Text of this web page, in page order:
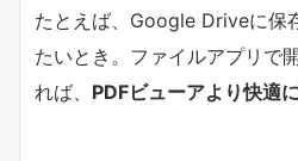
たとえば、Google Driveに保
たいとき。ファイルアプリで
れば、 PDFビューアより快適